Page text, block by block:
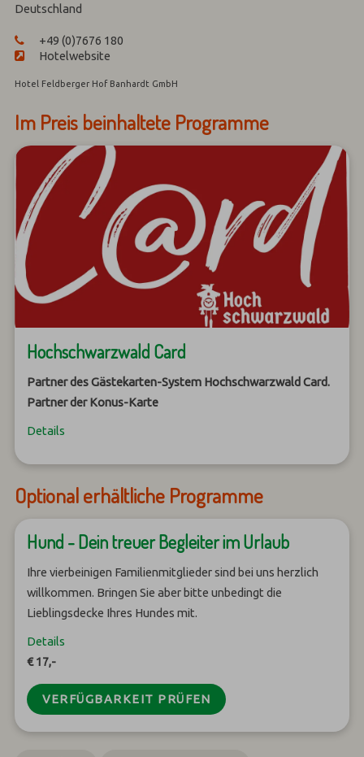
Deutschland
+49 (0)7676 180
Hotelwebsite
Hotel Feldberger Hof Banhardt GmbH
Im Preis beinhaltete Programme
Hochschwarzwald Card
Partner des Gästekarten-System Hochschwarzwald Card.
Partner der Konus-Karte
Details
Optional erhältliche Programme
Hund - Dein treuer Begleiter im Urlaub
Ihre vierbeinigen Familienmitglieder sind bei uns herzlich
willkommen. Bringen Sie aber bitte unbedingt die
Lieblingsdecke Ihres Hundes mit.
Details
€ 17,-
VERFÜGBARKEIT PRÜFEN